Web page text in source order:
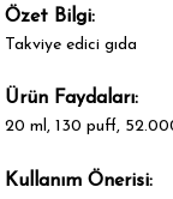
Özet Bilgi:
Takviye edici gıda
Ürün Faydaları:
20 ml, 130 puff,
Kullanım Önerisi: